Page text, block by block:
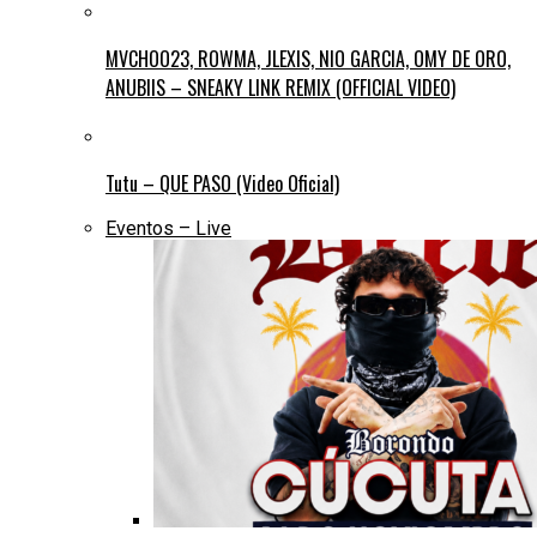
MVCHOO23, ROWMA, JLEXIS, NIO GARCIA, OMY DE ORO,
ANUBIIS – SNEAKY LINK REMIX (OFFICIAL VIDEO)
Tutu – QUE PASO (Video Oficial)
Eventos – Live